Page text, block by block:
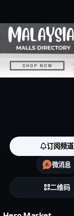
订阅频道
微消息
二维码